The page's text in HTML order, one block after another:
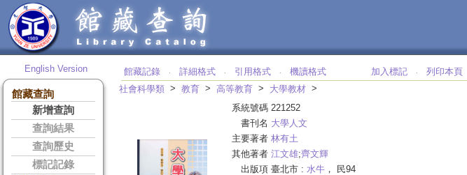
English Version
館藏查詢
新增查詢
查詢結果
查詢歷史
標記記錄
館藏記錄 ‧ 詳細格式 ‧ 引用格式 ‧ 機讀格式 加入標記 ‧
列印本頁
社會科學類 > 教育 > 高等教育 > 大學教材 >
系統號碼 221252
書刊名 大學人文
主要著者 林有土
其他著者 江文雄;齊文輝
出版項 臺北市 : 水牛 ， 民94